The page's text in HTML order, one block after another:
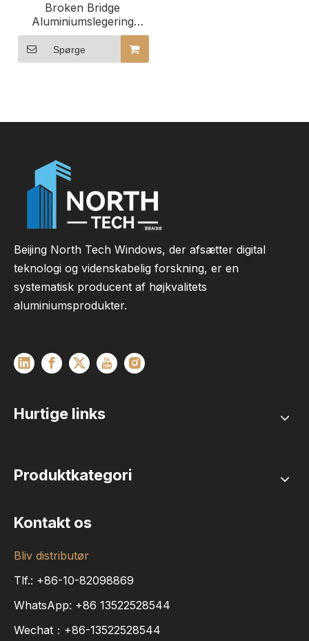
Broken Bridge
Aluminiumslegering
løfte- og skydedør
glasdør terrassedør
Spørge
Beijing North Tech Windows, der afsætter digital
teknologi og videnskabelig forskning, er en
systematisk producent af højkvalitets
aluminiumsprodukter.
Hurtige links
Produktkategori
Kontakt os
Bliv distributør
Tlf.: +86-10-82098869
WhatsApp: +86 13522528544
Wechat：+86-13522528544